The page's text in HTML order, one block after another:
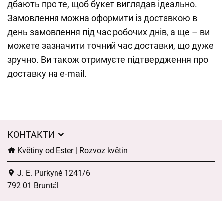
дбають про те, щоб букет виглядав ідеально.
Замовлення можна оформити із доставкою в
день замовлення під час робочих днів, а ще – ви
можете зазначити точний час доставки, що дуже
зручно. Ви також отримуєте підтвердження про
доставку на e-mail.
КОНТАКТИ
Květiny od Ester | Rozvoz květin
J. E. Purkyně 1241/6
792 01 Bruntál